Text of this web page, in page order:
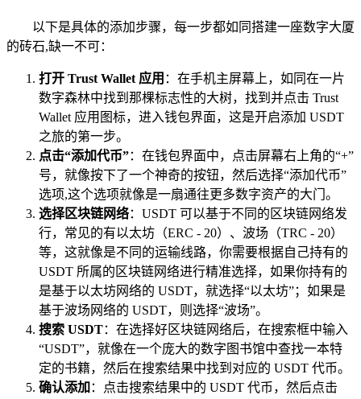
以下是具体的添加步骤，每一步都如同搭建一座数字大厦
的砖石,缺一不可：
打开 Trust Wallet 应用 ：在手机主屏幕上，如同在一片
数字森林中找到那棵标志性的大树，找到并点击 Trust
Wallet 应用图标，进入钱包界面，这是开启添加 USDT
之旅的第一步。
点击“添加代币”：在钱包界面中，点击屏幕右上角的“+”
号，就像按下了一个神奇的按钮，然后选择“添加代币”
选项,这个选项就像是一扇通往更多数字资产的大门。
选择区块链网络：USDT 可以基于不同的区块链网络发
行，常见的有以太坊（ERC - 20）、波场（TRC - 20）
等，这就像是不同的运输线路，你需要根据自己持有的
USDT 所属的区块链网络进行精准选择，如果你持有的
是基于以太坊网络的 USDT，就选择“以太坊”；如果是
基于波场网络的 USDT，则选择“波场”。
搜索 USDT：在选择好区块链网络后，在搜索框中输入
“USDT”，就像在一个庞大的数字图书馆中查找一本特
定的书籍，然后在搜索结果中找到对应的 USDT 代币。
确认添加 ：点击搜索结果中的 USDT 代币，然后点击